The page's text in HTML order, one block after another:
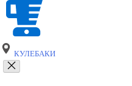
КУЛЕБАКИ